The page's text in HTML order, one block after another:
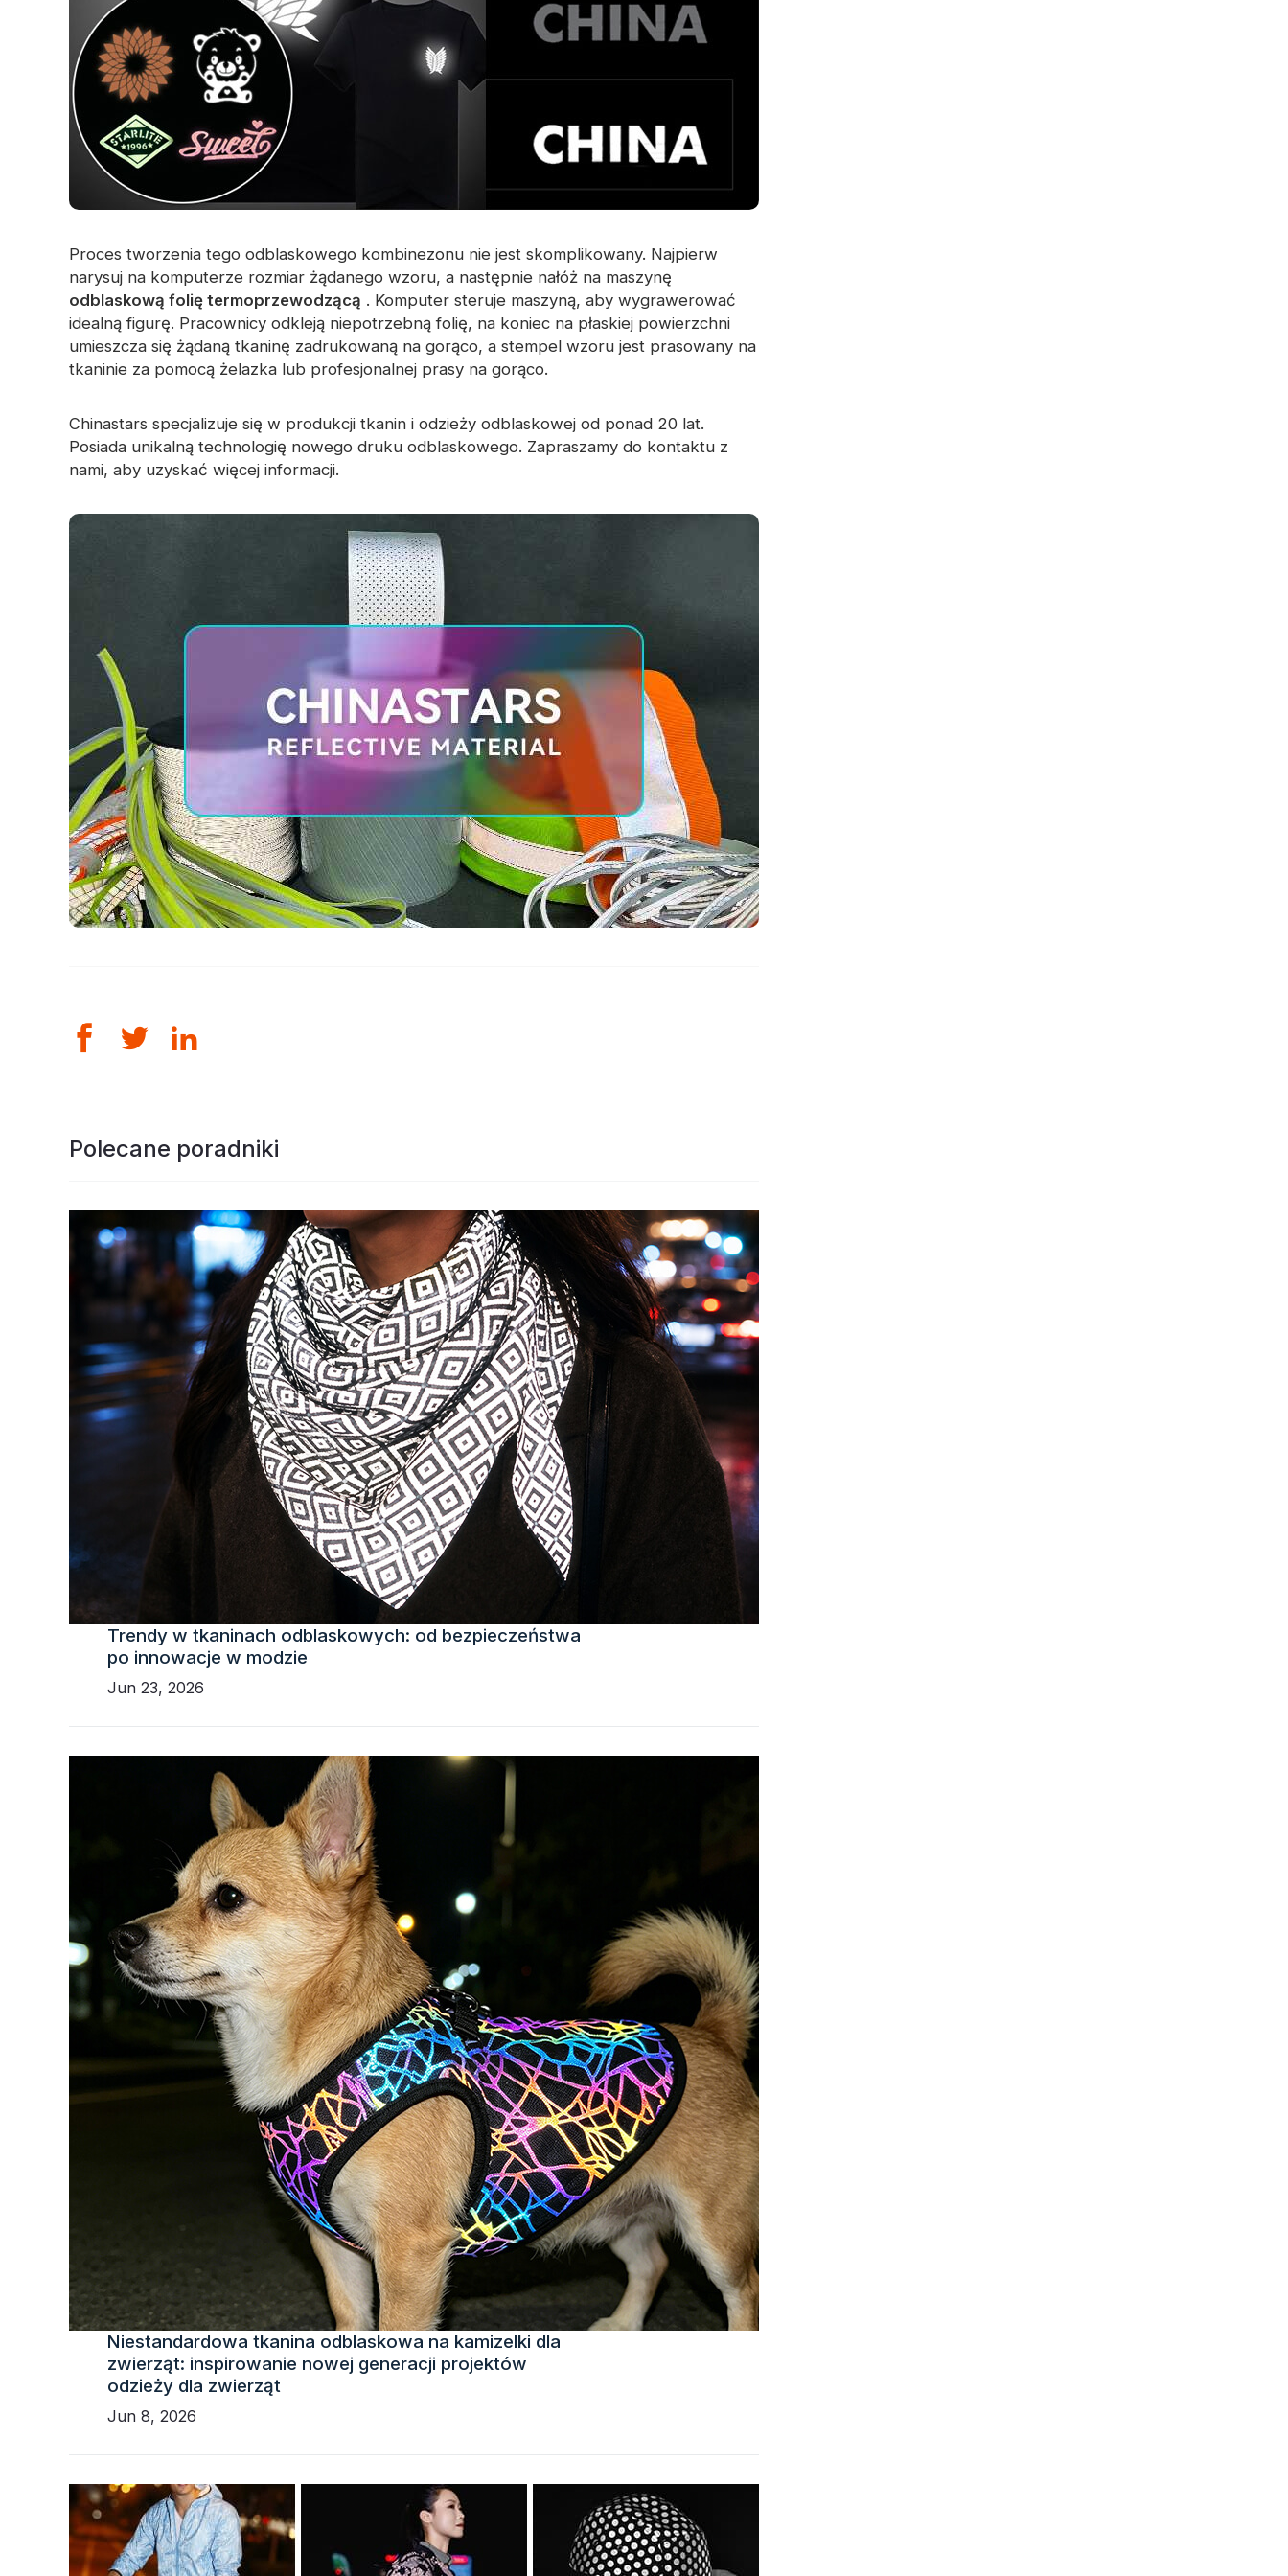
Proces tworzenia tego odblaskowego kombinezonu nie jest skomplikowany. Najpierw
narysuj na komputerze rozmiar żądanego wzoru, a następnie nałóż na maszynę
odblaskową folię termoprzewodzącą . Komputer steruje maszyną, aby wygrawerować
idealną figurę. Pracownicy odkleją niepotrzebną folię, na koniec na płaskiej powierzchni
umieszcza się żądaną tkaninę zadrukowaną na gorąco, a stempel wzoru jest prasowany na
tkaninie za pomocą żelazka lub profesjonalnej prasy na gorąco.
Chinastars specjalizuje się w produkcji tkanin i odzieży odblaskowej od ponad 20 lat.
Posiada unikalną technologię nowego druku odblaskowego. Zapraszamy do kontaktu z
nami, aby uzyskać więcej informacji.
Polecane poradniki
Trendy w tkaninach odblaskowych: od bezpieczeństwa
po innowacje w modzie
Jun 23, 2026
Niestandardowa tkanina odblaskowa na kamizelki dla
zwierząt: inspirowanie nowej generacji projektów
odzieży dla zwierząt
Jun 8, 2026